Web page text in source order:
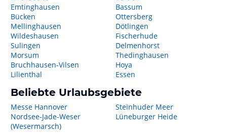
Emtinghausen
Bücken
Mellinghausen
Wildeshausen
Sulingen
Morsum
Bruchhausen-Vilsen
Lilienthal
Bassum
Ottersberg
Dötlingen
Fischerhude
Delmenhorst
Thedinghausen
Hoya
Essen
Beliebte Urlaubsgebiete
Messe Hannover
Nordsee-Jade-Weser
(Wesermarsch)
Steinhuder Meer
Lüneburger Heide